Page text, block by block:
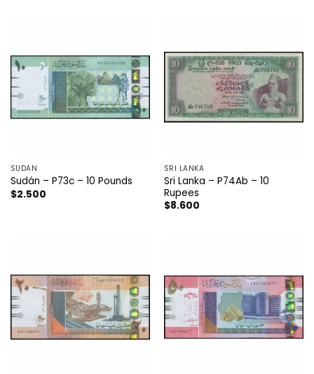
SÚDAN
Sudán – P73c – 10 Pounds
$2.500
SRI LANKA
Sri Lanka – P74Ab – 10
Rupees
$8.600